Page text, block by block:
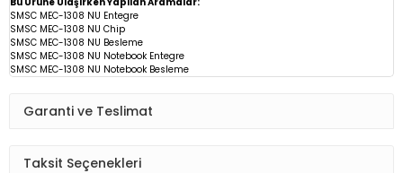
SMSC MEC-1308 NU Entegre
SMSC MEC-1308 NU Chip
SMSC MEC-1308 NU Besleme
SMSC MEC-1308 NU Notebook Entegre
SMSC MEC-1308 NU Notebook Besleme
Garanti ve Teslimat
Taksit Seçenekleri